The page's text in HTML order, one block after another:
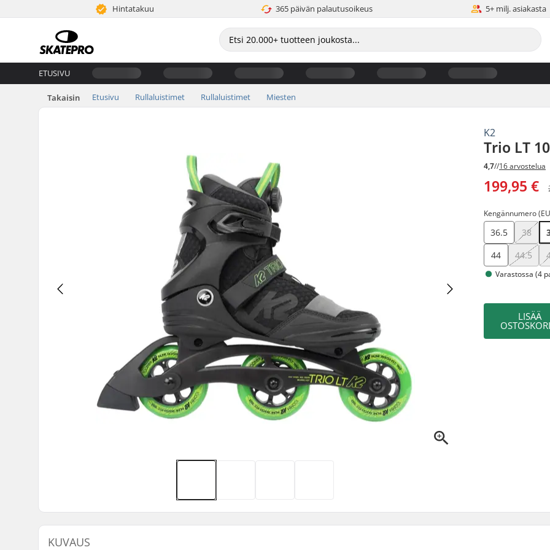
Hintatakuu 365 päivän palautusoikeus 5+ milj. asiakasta
ETUSIVU
Takaisin Etusivu Rullaluistimet Rullaluistimet Miesten
K2
Trio LT
4,7//16 arvostelua
199,95 €
Kengännumero
36.5 38
44
44.5
Varastossa (4
LISÄÄ
KUVAUS